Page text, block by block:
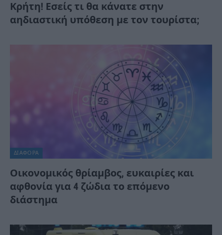
Κρήτη! Εσείς τι θα κάνατε στην
αηδιαστική υπόθεση με τον τουρίστα;
ΔΙΆΦΟΡΑ
Οικονομικός θρίαμβος, ευκαιρίες και
αφθονία για 4 ζώδια το επόμενο
διάστημα